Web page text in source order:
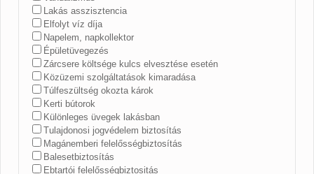
Lakás asszisztencia
Elfolyt víz díja
Napelem, napkollektor
Épületüvegezés
Zárcsere költsége kulcs elvesztése esetén
Közüzemi szolgáltatások kimaradása
Túlfeszültség okozta károk
Kerti bútorok
Különleges üvegek lakásban
Tulajdonosi jogvédelem biztosítás
Magánemberi felelősségbiztosítás
Balesetbiztosítás
Ebtartói felelősségbiztositás